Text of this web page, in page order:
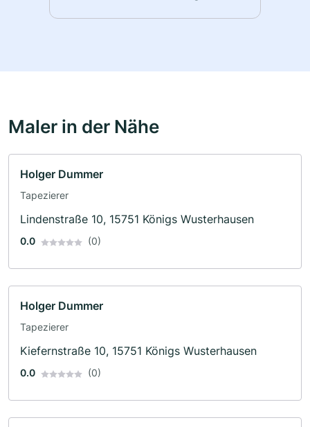
Maler in der Nähe
Holger Dummer
Tapezierer
Lindenstraße 10, 15751 Königs Wusterhausen
0.0 (0)
Holger Dummer
Tapezierer
Kiefernstraße 10, 15751 Königs Wusterhausen
0.0 (0)